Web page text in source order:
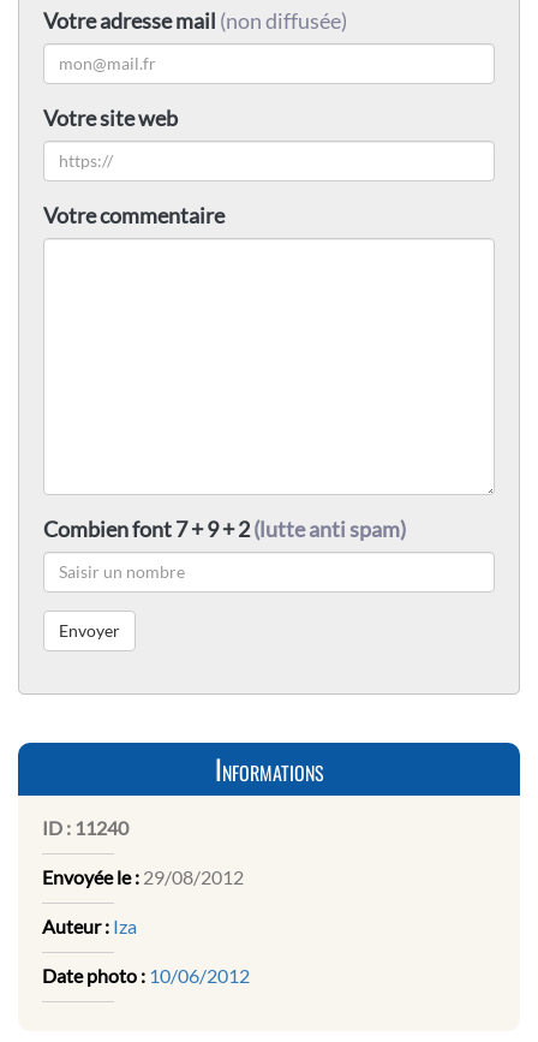
Votre adresse mail (non diffusée)
Votre site web
Votre commentaire
Combien font 7 + 9 + 2(lutte anti spam)
Informations
ID : 11240
Envoyée le : 29/08/2012
Auteur : Iza
Date photo : 10/06/2012